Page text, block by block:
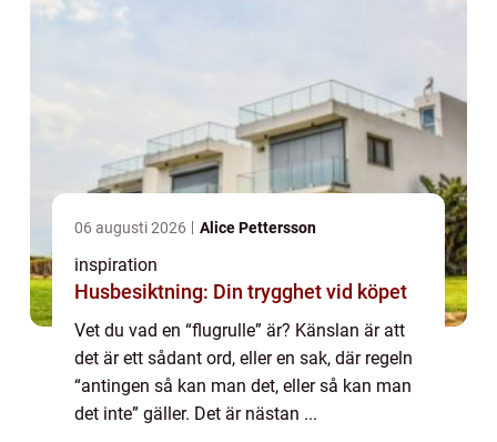
06 augusti 2026 Alice Pettersson
inspiration
Husbesiktning: Din trygghet vid köpet
Vet du vad en “flugrulle” är? Känslan är att
det är ett sådant ord, eller en sak, där regeln
“antingen så kan man det, eller så kan man
det inte” gäller. Det är nästan ...